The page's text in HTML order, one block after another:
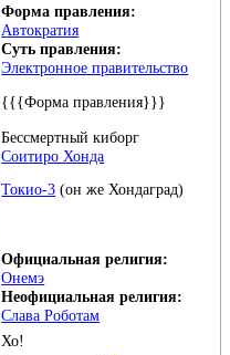
Форма правления:
Автократия
Суть правления:
Электронное правительство
{{{Форма правления}}}
Бессмертный киборг
Соитиро Хонда
Токио-3 (он же Хондаград)
Официальная религия:
Онемэ
Неофициальная религия:
Слава Роботам
Хо!